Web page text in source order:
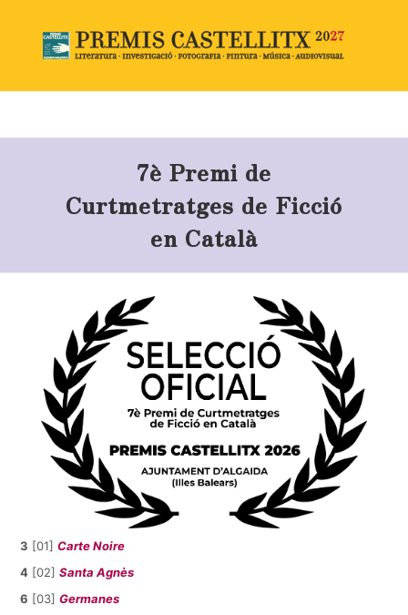
7è Premi de
Curtmetratges de Ficció
en Català
3 [01] Carte Noire
4 [02] Santa Agnès
6 [03] Germanes